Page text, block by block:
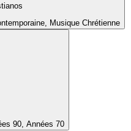
Musique Chrétienne
90, Années 70